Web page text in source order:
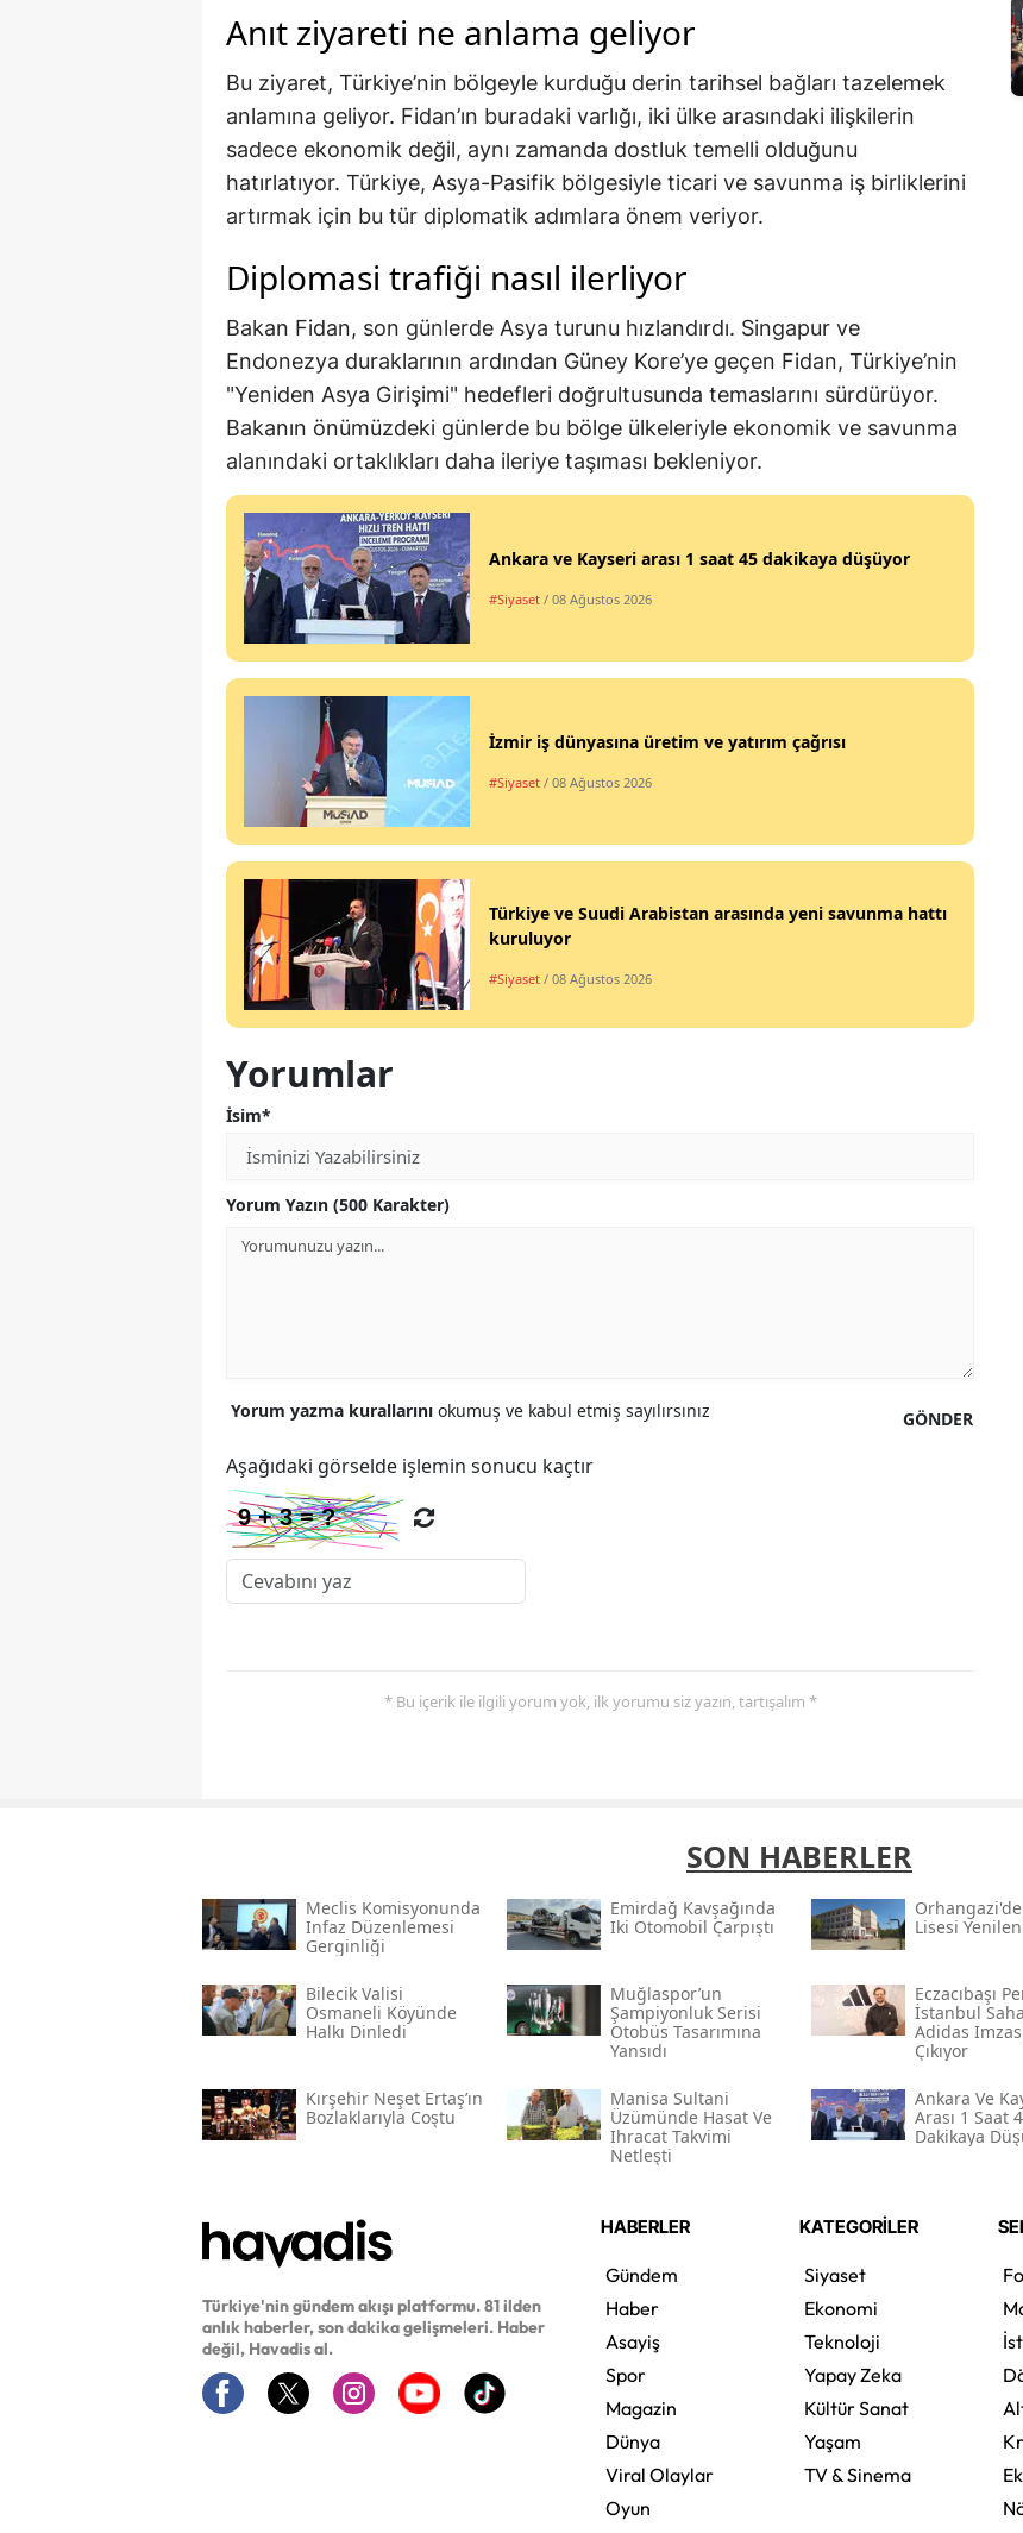
Anıt ziyareti ne anlama geliyor
Bu ziyaret, Türkiye’nin bölgeyle kurduğu derin tarihsel bağları tazelemek
anlamına geliyor. Fidan’ın buradaki varlığı, iki ülke arasındaki ilişkilerin
sadece ekonomik değil, aynı zamanda dostluk temelli olduğunu
hatırlatıyor. Türkiye, Asya-Pasifik bölgesiyle ticari ve savunma iş birliklerini
artırmak için bu tür diplomatik adımlara önem veriyor.
Diplomasi trafiği nasıl ilerliyor
Bakan Fidan, son günlerde Asya turunu hızlandırdı. Singapur ve
Endonezya duraklarının ardından Güney Kore’ye geçen Fidan, Türkiye’nin
"Yeniden Asya Girişimi" hedefleri doğrultusunda temaslarını sürdürüyor.
Bakanın önümüzdeki günlerde bu bölge ülkeleriyle ekonomik ve savunma
alanındaki ortaklıkları daha ileriye taşıması bekleniyor.
Ankara ve Kayseri arası 1 saat 45 dakikaya düşüyor
#Siyaset / 08 Ağustos 2026
İzmir iş dünyasına üretim ve yatırım çağrısı
#Siyaset / 08 Ağustos 2026
Türkiye ve Suudi Arabistan arasında yeni savunma hattı
kuruluyor
#Siyaset / 08 Ağustos 2026
Yorumlar
İsim*
Yorum Yazın (500 Karakter)
GÖNDER
Yorum yazma kurallarını okumuş ve kabul etmiş sayılırsınız
Aşağıdaki görselde işlemin sonucu kaçtır
* Bu içerik ile ilgili yorum yok, ilk yorumu siz yazın, tartışalım *
SON HABERLER
Meclis Komisyonunda
Infaz Düzenlemesi
Gerginliği
Emirdağ Kavşağında
Iki Otomobil Çarpıştı
Lisesi
Bilecik Valisi
Osmaneli Köyünde
Halkı Dinledi
Muğlaspor’un
Şampiyonluk Serisi
Otobüs Tasarımına
Yansıdı
Eczacıbaşı
İstanbul
Adidas
Çıkıyor
Kırşehir Neşet Ertaş’ın
Bozlaklarıyla Coştu
Manisa Sultani
Üzümünde Hasat Ve
Ihracat Takvimi
Netleşti
Ankara Ve
Arası 1 Saat
Dakikaya
Türkiye'nin gündem akışı platformu. 81 ilden
anlık haberler, son dakika gelişmeleri. Haber
değil, Havadis al.
HABERLER
Gündem
Haber
Asayiş
Spor
Magazin
Dünya
Viral Olaylar
Oyun
KATEGORİLER
Siyaset
Ekonomi
Teknoloji
Yapay Zeka
Kültür Sanat
Yaşam
TV & Sinema